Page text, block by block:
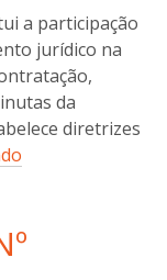
a participação
jurídico na
da
diretrizes